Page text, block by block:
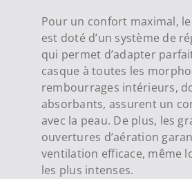
Pour un confort maximal, le
est doté d’un système de
qui permet d’adapter
casque à toutes les
rembourrages intérieurs,
absorbants, assurent un
avec la peau. De plus, les
ouvertures d’aération
ventilation efficace, même
les plus intenses.